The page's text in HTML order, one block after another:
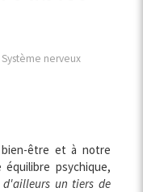
Système nerveux
être et à notre
psychique,
d'ailleurs un tiers de